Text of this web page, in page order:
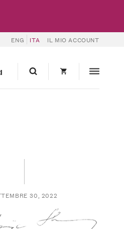
ENG ITA IL MIO ACCOUNT
30, 2022